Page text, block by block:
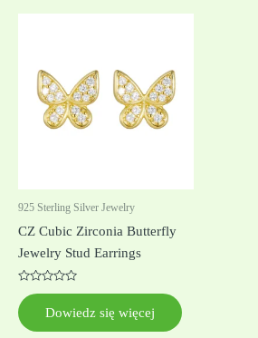
925 Sterling Silver Jewelry
CZ Cubic Zirconia Butterfly
Jewelry Stud Earrings
Oceniono
0
na
5
Dowiedz się więcej